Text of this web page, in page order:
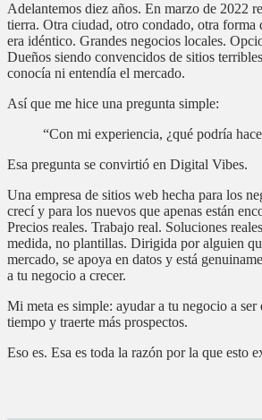
Adelantemos diez años. En marzo de 2022
tierra. Otra ciudad, otro condado, otra forma
era idéntico. Grandes negocios locales.
Dueños siendo convencidos de sitios
conocía ni entendía el mercado.
Así que me hice una pregunta simple:
“Con mi experiencia, ¿qué podría
Esa pregunta se convirtió en Digital Vibes.
Una empresa de sitios web hecha para los
crecí y para los nuevos que apenas están
Precios reales. Trabajo real. Soluciones
medida, no plantillas. Dirigida por alguien
mercado, se apoya en datos y está
a tu negocio a crecer.
Mi meta es simple: ayudar a tu negocio a ser
tiempo y traerte más prospectos.
Eso es. Esa es toda la razón por la que esto